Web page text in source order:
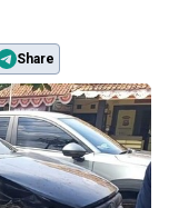
Share